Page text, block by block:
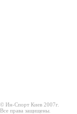
© Ин-Спорт Киев 2007г.
Все права защищены.